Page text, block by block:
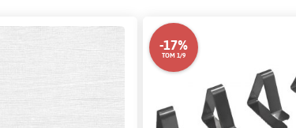
-17%
TOM 1/9